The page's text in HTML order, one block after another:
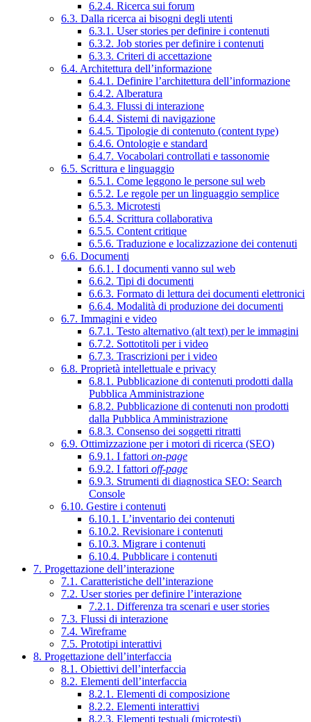
6.2.4. Ricerca sui forum
6.3. Dalla ricerca ai bisogni degli utenti
6.3.1. User stories per definire i contenuti
6.3.2. Job stories per definire i contenuti
6.3.3. Criteri di accettazione
6.4. Architettura dell’informazione
6.4.1. Definire l’architettura dell’informazione
6.4.2. Alberatura
6.4.3. Flussi di interazione
6.4.4. Sistemi di navigazione
6.4.5. Tipologie di contenuto (content type)
6.4.6. Ontologie e standard
6.4.7. Vocabolari controllati e tassonomie
6.5. Scrittura e linguaggio
6.5.1. Come leggono le persone sul web
6.5.2. Le regole per un linguaggio semplice
6.5.3. Microtesti
6.5.4. Scrittura collaborativa
6.5.5. Content critique
6.5.6. Traduzione e localizzazione dei contenuti
6.6. Documenti
6.6.1. I documenti vanno sul web
6.6.2. Tipi di documenti
6.6.3. Formato di lettura dei documenti elettronici
6.6.4. Modalità di produzione dei documenti
6.7. Immagini e video
6.7.1. Testo alternativo (alt text) per le immagini
6.7.2. Sottotitoli per i video
6.7.3. Trascrizioni per i video
6.8. Proprietà intellettuale e privacy
6.8.1. Pubblicazione di contenuti prodotti dalla
Pubblica Amministrazione
6.8.2. Pubblicazione di contenuti non prodotti
dalla Pubblica Amministrazione
6.8.3. Consenso dei soggetti ritratti
6.9. Ottimizzazione per i motori di ricerca (SEO)
6.9.1. I fattori on-page
6.9.2. I fattori off-page
6.9.3. Strumenti di diagnostica SEO: Search
Console
6.10. Gestire i contenuti
6.10.1. L’inventario dei contenuti
6.10.2. Revisionare i contenuti
6.10.3. Migrare i contenuti
6.10.4. Pubblicare i contenuti
7. Progettazione dell’interazione
7.1. Caratteristiche dell’interazione
7.2. User stories per definire l’interazione
7.2.1. Differenza tra scenari e user stories
7.3. Flussi di interazione
7.4. Wireframe
7.5. Prototipi interattivi
8. Progettazione dell’interfaccia
8.1. Obiettivi dell’interfaccia
8.2. Elementi dell’interfaccia
8.2.1. Elementi di composizione
8.2.2. Elementi interattivi
8.2.3. Elementi testuali (microtesti)